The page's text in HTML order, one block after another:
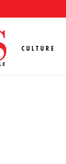
CULTURE